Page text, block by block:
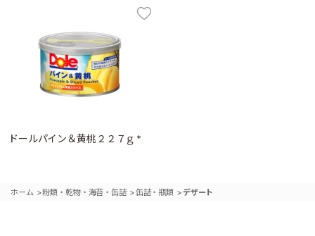
ドールパイン＆黄桃２２７ｇ *
ホーム >粉類・乾物・海苔・缶詰 >缶詰・瓶類 >デザート